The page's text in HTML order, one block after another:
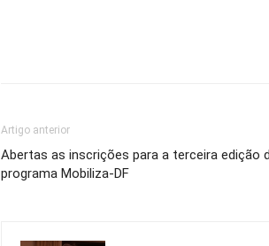
Artigo anterior
Abertas as inscrições para a terceira edição
programa Mobiliza-DF